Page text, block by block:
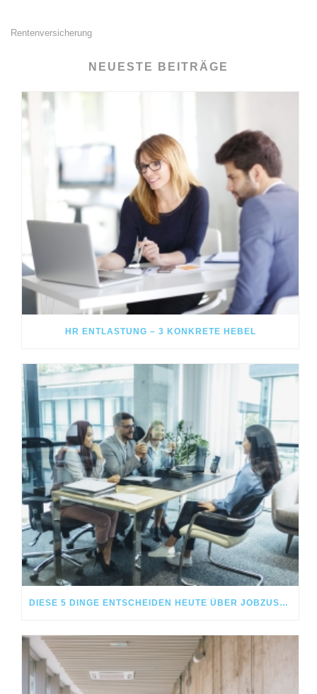
Rentenversicherung
NEUESTE BEITRÄGE
HR ENTLASTUNG – 3 KONKRETE HEBEL
DIESE 5 DINGE ENTSCHEIDEN HEUTE ÜBER JOBZUSAGEN – NICHT DAS GEHALT